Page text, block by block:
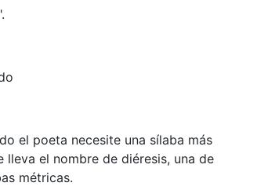
el poeta necesite una sílaba más
el nombre de diéresis, una de
métricas.